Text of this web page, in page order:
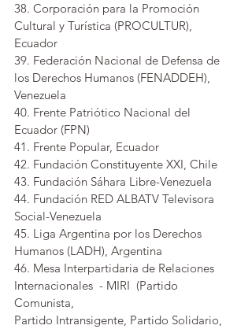
38. Corporación para la Promoción
Cultural y Turística (PROCULTUR),
Ecuador
39. Federación Nacional de Defensa de
los Derechos Humanos (FENADDEH),
Venezuela
40. Frente Patriótico Nacional del
Ecuador (FPN)
41. Frente Popular, Ecuador
42. Fundación Constituyente XXI, Chile
43. Fundación Sáhara Libre-Venezuela
44. Fundación RED ALBATV Televisora
Social-Venezuela
45. Liga Argentina por los Derechos
Humanos (LADH), Argentina
46. Mesa Interpartidaria de Relaciones
Internacionales  - MIRI  (Partido
Comunista,
Partido Intransigente, Partido Solidario,